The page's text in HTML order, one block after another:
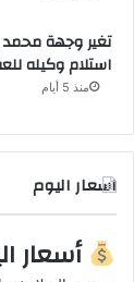
تغير وجهة محمد
استلام وكيله
منذ 5 أيام
اسعار اليوم
أسعار